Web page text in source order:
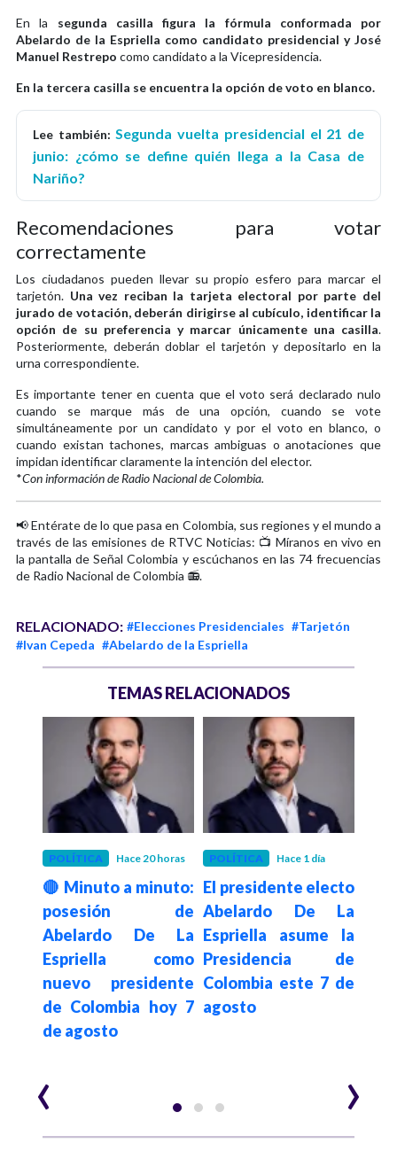
En la segunda casilla figura la fórmula conformada por
Abelardo de la Espriella como candidato presidencial y José
Manuel Restrepo como candidato a la Vicepresidencia.
En la tercera casilla se encuentra la opción de voto en blanco.
Lee también:Segunda vuelta presidencial el 21 de
junio: ¿cómo se define quién llega a la Casa de
Nariño?
Recomendaciones para votar
correctamente
Los ciudadanos pueden llevar su propio esfero para marcar el
tarjetón. Una vez reciban la tarjeta electoral por parte del
jurado de votación, deberán dirigirse al cubículo, identificar la
opción de su preferencia y marcar únicamente una casilla.
Posteriormente, deberán doblar el tarjetón y depositarlo en la
urna correspondiente.
Es importante tener en cuenta que el voto será declarado nulo
cuando se marque más de una opción, cuando se vote
simultáneamente por un candidato y por el voto en blanco, o
cuando existan tachones, marcas ambiguas o anotaciones que
impidan identificar claramente la intención del elector.
*Con información de Radio Nacional de Colombia.
📢 Entérate de lo que pasa en Colombia, sus regiones y el mundo a
través de las emisiones de RTVC Noticias: 📺 Míranos en vivo en
la pantalla de Señal Colombia y escúchanos en las 74 frecuencias
de Radio Nacional de Colombia 📻.
RELACIONADO: #Elecciones Presidenciales #Tarjetón
#Ivan Cepeda #Abelardo de la Espriella
TEMAS RELACIONADOS
POLÍTICA Hace 20 horas
🔴 Minuto a minuto:
posesión de
Abelardo De La
Espriella como
nuevo presidente
de Colombia hoy 7
de agosto
POLÍTICA Hace 1 día
El presidente electo
Abelardo De La
Espriella asume la
Presidencia de
Colombia este 7 de
agosto
‹ ›